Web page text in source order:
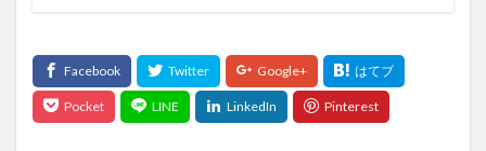
SPORTS 2021
SPORTS` 2021
Spotify
SpotLight
spots SPOTV NOW
STADIA